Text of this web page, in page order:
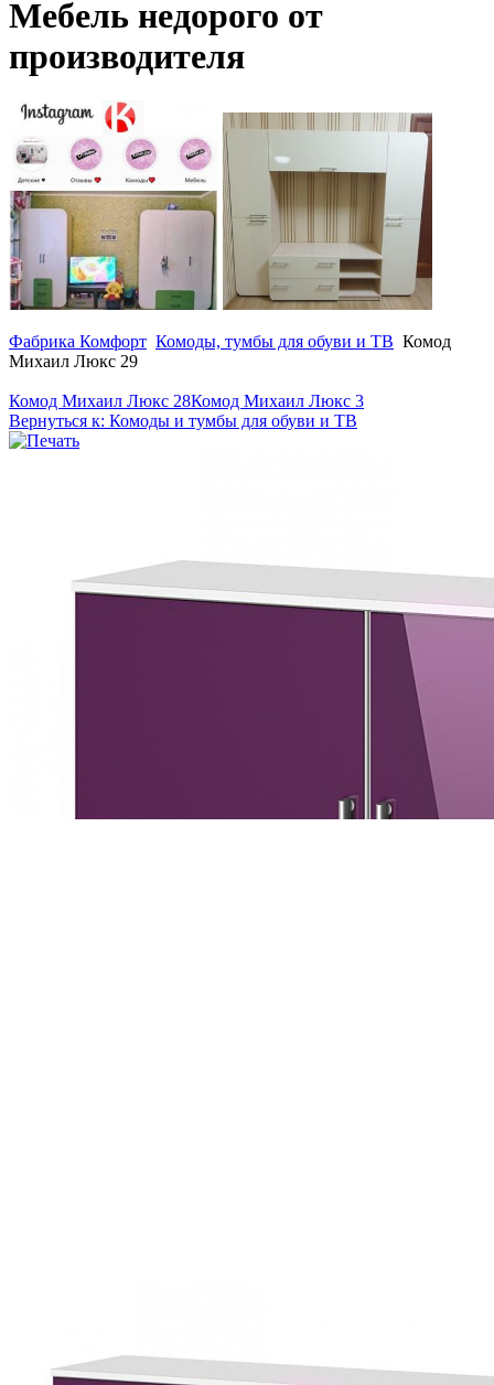
Мебель недорого от
производителя
Фабрика Комфорт Комоды, тумбы для обуви и ТВ Комод
Михаил Люкс 29
Комод Михаил Люкс 28Комод Михаил Люкс 3
Вернуться к: Комоды и тумбы для обуви и ТВ